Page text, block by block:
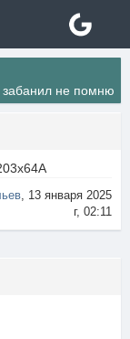
забанил не помню
, 13 января 2025
г, 02:11